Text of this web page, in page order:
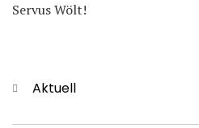
Servus Wölt!
Categories
Aktuell